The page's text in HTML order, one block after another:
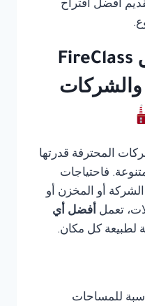
أفضل اقتراح
تركيب انذار حريق FireClass
المحترفة قدرتها
فاحتياجات
أو المخزن أو
تعمل أفضل أي
لطبيعة كل مكان.
للمساحات